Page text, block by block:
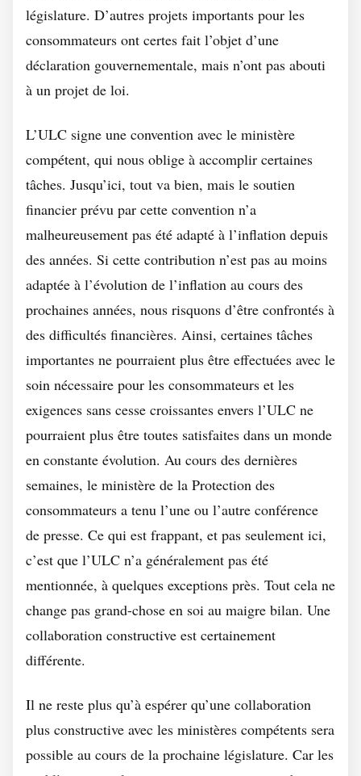
législature. D’autres projets importants pour les
consommateurs ont certes fait l’objet d’une
déclaration gouvernementale, mais n’ont pas abouti
à un projet de loi.
L’ULC signe une convention avec le ministère
compétent, qui nous oblige à accomplir certaines
tâches. Jusqu’ici, tout va bien, mais le soutien
financier prévu par cette convention n’a
malheureusement pas été adapté à l’inflation depuis
des années. Si cette contribution n’est pas au moins
adaptée à l’évolution de l’inflation au cours des
prochaines années, nous risquons d’être confrontés à
des difficultés financières. Ainsi, certaines tâches
importantes ne pourraient plus être effectuées avec le
soin nécessaire pour les consommateurs et les
exigences sans cesse croissantes envers l’ULC ne
pourraient plus être toutes satisfaites dans un monde
en constante évolution. Au cours des dernières
semaines, le ministère de la Protection des
consommateurs a tenu l’une ou l’autre conférence
de presse. Ce qui est frappant, et pas seulement ici,
c’est que l’ULC n’a généralement pas été
mentionnée, à quelques exceptions près. Tout cela ne
change pas grand-chose en soi au maigre bilan. Une
collaboration constructive est certainement
différente.
Il ne reste plus qu’à espérer qu’une collaboration
plus constructive avec les ministères compétents sera
possible au cours de la prochaine législature. Car les